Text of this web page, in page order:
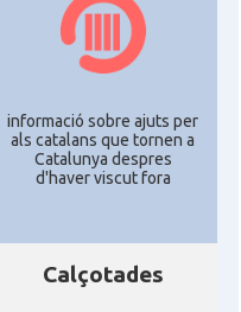
informació sobre ajuts per
als catalans que tornen a
Catalunya despres
d'haver viscut fora
Calçotades